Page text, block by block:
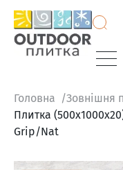
Головна
Зовнішня
Плитка
Grip/Nat